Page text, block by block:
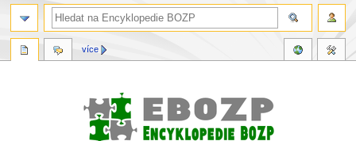
více